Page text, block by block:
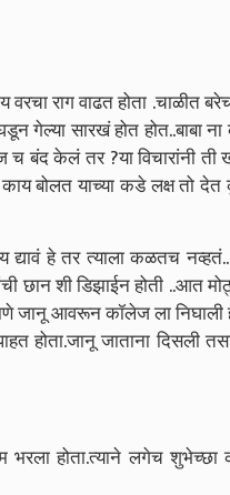
राग वाढत होता .चाळीत
सारखं होत होत..बाबा ना
बंद केलं तर ?या विचारांनी ती
बोलत याच्या कडे लक्ष तो देत
हे तर त्याला कळतच
शी डिझाईन होती ..आत
जानू आवरून कॉलेज ला निघाली
होता.जानू जाताना दिसली
होता.त्याने लगेच शुभेच्छा